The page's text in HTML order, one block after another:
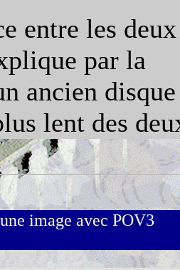
entre les deux
par la
ancien disque
lent des
image avec POV3